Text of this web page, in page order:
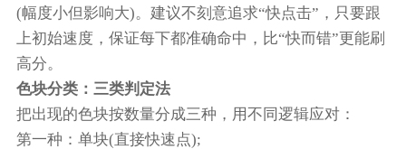
(幅度小但影响大)。建议不刻意追求“快点击”，只要跟
上初始速度，保证每下都准确命中，比“快而错”更能刷
高分。
色块分类：三类判定法
把出现的色块按数量分成三种，用不同逻辑应对：
第一种：单块(直接快速点);